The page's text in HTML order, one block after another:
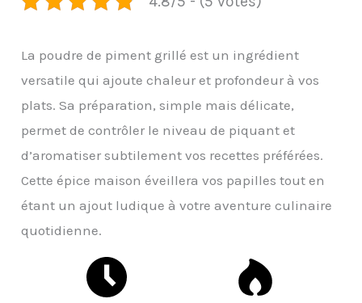
La poudre de piment grillé est un ingrédient
versatile qui ajoute chaleur et profondeur à vos
plats. Sa préparation, simple mais délicate,
permet de contrôler le niveau de piquant et
d’aromatiser subtilement vos recettes préférées.
Cette épice maison éveillera vos papilles tout en
étant un ajout ludique à votre aventure culinaire
quotidienne.